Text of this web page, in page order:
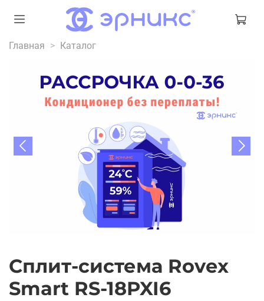
Главная Каталог
Cплит-система Rovex
Smart RS-18PXI6